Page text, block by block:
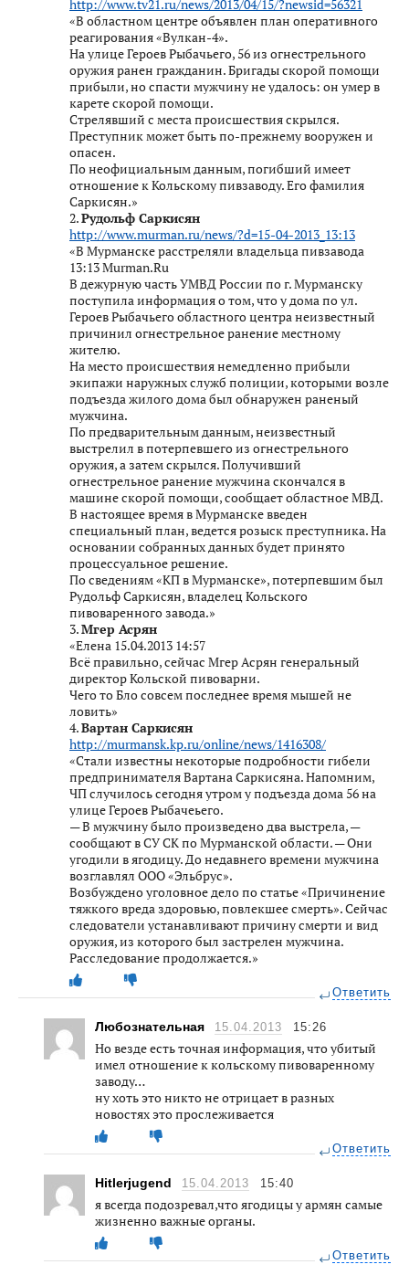
http://www.tv21.ru/news/2013/04/15/?newsid=56321
«В областном центре объявлен план оперативного
реагирования «Вулкан-4».
На улице Героев Рыбачьего, 56 из огнестрельного
оружия ранен гражданин. Бригады скорой помощи
прибыли, но спасти мужчину не удалось: он умер в
карете скорой помощи.
Стрелявший с места происшествия скрылся.
Преступник может быть по-прежнему вооружен и
опасен.
По неофициальным данным, погибший имеет
отношение к Кольскому пивзаводу. Его фамилия
Саркисян.»
2.Рудольф Саркисян
http://www.murman.ru/news/?d=15-04-2013_13:13
«В Мурманске расстреляли владельца пивзавода
13:13 Murman.Ru
В дежурную часть УМВД России по г. Мурманску
поступила информация о том, что у дома по ул.
Героев Рыбачьего областного центра неизвестный
причинил огнестрельное ранение местному
жителю.
На место происшествия немедленно прибыли
экипажи наружных служб полиции, которыми возле
подъезда жилого дома был обнаружен раненый
мужчина.
По предварительным данным, неизвестный
выстрелил в потерпевшего из огнестрельного
оружия, а затем скрылся. Получивший
огнестрельное ранение мужчина скончался в
машине скорой помощи, сообщает областное МВД.
В настоящее время в Мурманске введен
специальный план, ведется розыск преступника. На
основании собранных данных будет принято
процессуальное решение.
По сведениям «КП в Мурманске», потерпевшим был
Рудольф Саркисян, владелец Кольского
пивоваренного завода.»
3.Мгер Асрян
«Елена 15.04.2013 14:57
Всё правильно, сейчас Мгер Асрян генеральный
директор Кольской пивоварни.
Чего то Бло совсем последнее время мышей не
ловить»
4.Вартан Саркисян
http://murmansk.kp.ru/online/news/1416308/
«Стали известны некоторые подробности гибели
предпринимателя Вартана Саркисяна. Напомним,
ЧП случилось сегодня утром у подъезда дома 56 на
улице Героев Рыбачеьего.
— В мужчину было произведено два выстрела, —
сообщают в СУ СК по Мурманской области. — Они
угодили в ягодицу. До недавнего времени мужчина
возглавлял ООО «Эльбрус».
Возбуждено уголовное дело по статье «Причинение
тяжкого вреда здоровью, повлекшее смерть». Сейчас
следователи устанавливают причину смерти и вид
оружия, из которого был застрелен мужчина.
Расследование продолжается.»
Ответить
Любознательная 15.04.2013 15:26
Но везде есть точная информация, что убитый
имел отношение к кольскому пивоваренному
заводу…
ну хоть это никто не отрицает в разных
новостях это прослеживается
Ответить
Hitlerjugend 15.04.2013 15:40
я всегда подозревал,что ягодицы у армян самые
жизненно важные органы.
Ответить